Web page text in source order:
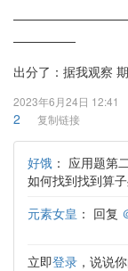
—————
出分了：据我观察
2023年6月24日 12:41
2
复制链接
好饿 ： 应用题第
如何找到找到算
元素女皇 ： 回复
立即登录 ，说说